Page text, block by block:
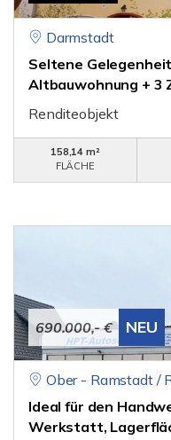
Darmstadt
Seltene
Altbauwohnung + 3
Renditeobjekt
158,14 m²
FLÄCHE
690.000,- € NEU
Ober - Ramstadt /
Ideal für den
Werkstatt,